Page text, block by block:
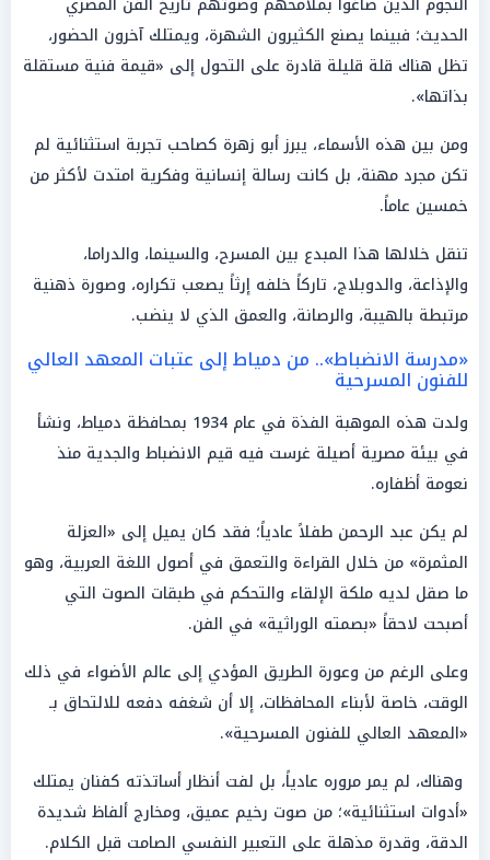
الحديث؛ فبينما يصنع الكثيرون الشهرة، ويمتلك آخرون الحضور،
تظل هناك قلة قليلة قادرة على التحول إلى «قيمة فنية مستقلة
بذاتها».
ومن بين هذه الأسماء، يبرز أبو زهرة كصاحب تجربة استثنائية لم
تكن مجرد مهنة، بل كانت رسالة إنسانية وفكرية امتدت لأكثر من
خمسين عاماً.
تنقل خلالها هذا المبدع بين المسرح، والسينما، والدراما،
والإذاعة، والدوبلاج، تاركاً خلفه إرثاً يصعب تكراره، وصورة ذهنية
مرتبطة بالهيبة، والرصانة، والعمق الذي لا ينضب.
«مدرسة الانضباط».. من دمياط إلى عتبات المعهد العالي
للفنون المسرحية
ولدت هذه الموهبة الفذة في عام 1934 بمحافظة دمياط، ونشأ
في بيئة مصرية أصيلة غرست فيه قيم الانضباط والجدية منذ
نعومة أظفاره.
لم يكن عبد الرحمن طفلاً عادياً؛ فقد كان يميل إلى «العزلة
المثمرة» من خلال القراءة والتعمق في أصول اللغة العربية، وهو
ما صقل لديه ملكة الإلقاء والتحكم في طبقات الصوت التي
أصبحت لاحقاً «بصمته الوراثية» في الفن.
وعلى الرغم من وعورة الطريق المؤدي إلى عالم الأضواء في ذلك
الوقت، خاصة لأبناء المحافظات، إلا أن شغفه دفعه للالتحاق بـ
«المعهد العالي للفنون المسرحية».
وهناك، لم يمر مروره عادياً، بل لفت أنظار أساتذته كفنان يمتلك
«أدوات استثنائية»؛ من صوت رخيم عميق، ومخارج ألفاظ شديدة
الدقة، وقدرة مذهلة على التعبير النفسي الصامت قبل الكلام.